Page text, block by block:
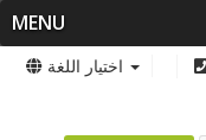
MENU